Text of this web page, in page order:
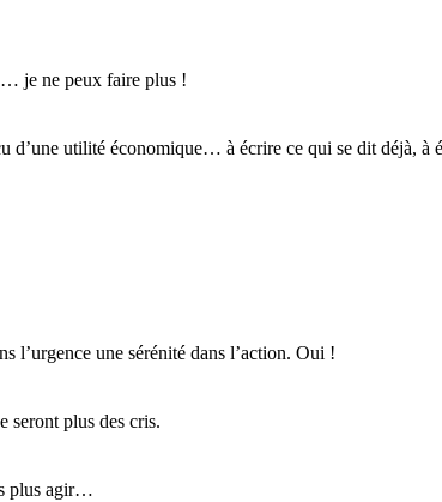
je ne peux faire plus !
d’une utilité économique… à écrire ce qui se dit déjà, à
l’urgence une sérénité dans l’action. Oui !
seront plus des cris.
plus agir…